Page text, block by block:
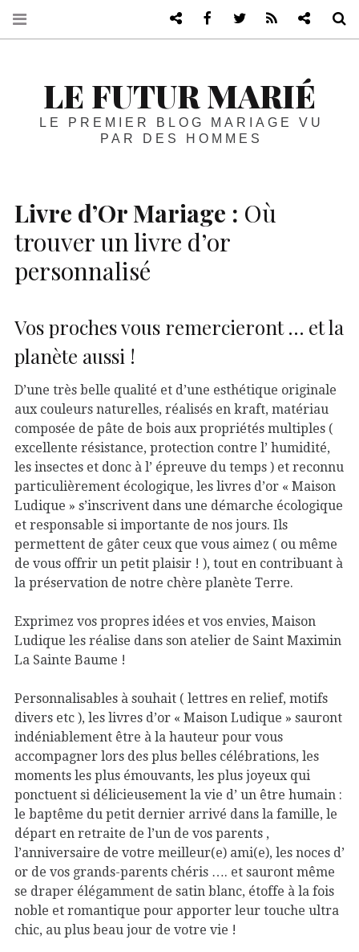
LE FUTUR MARIÉ
LE PREMIER BLOG MARIAGE VU
PAR DES HOMMES
Livre d’Or Mariage : Où
trouver un livre d’or
personnalisé
Vos proches vous remercieront … et la
planète aussi !
D’une très belle qualité et d’une esthétique originale
aux couleurs naturelles, réalisés en kraft, matériau
composée de pâte de bois aux propriétés multiples (
excellente résistance, protection contre l’ humidité,
les insectes et donc à l’ épreuve du temps ) et reconnu
particulièrement écologique, les livres d’or « Maison
Ludique » s’inscrivent dans une démarche écologique
et responsable si importante de nos jours. Ils
permettent de gâter ceux que vous aimez ( ou même
de vous offrir un petit plaisir ! ), tout en contribuant à
la préservation de notre chère planète Terre.
Exprimez vos propres idées et vos envies, Maison
Ludique les réalise dans son atelier de Saint Maximin
La Sainte Baume !
Personnalisables à souhait ( lettres en relief, motifs
divers etc ), les livres d’or « Maison Ludique » sauront
indéniablement être à la hauteur pour vous
accompagner lors des plus belles célébrations, les
moments les plus émouvants, les plus joyeux qui
ponctuent si délicieusement la vie d’ un être humain :
le baptême du petit dernier arrivé dans la famille, le
départ en retraite de l’un de vos parents ,
l’anniversaire de votre meilleur(e) ami(e), les noces d’
or de vos grands-parents chéris …. et sauront même
se draper élégamment de satin blanc, étoffe à la fois
noble et romantique pour apporter leur touche ultra
chic, au plus beau jour de votre vie !
Blog de mariage vu par les
FacebookTwitter RSS Blog